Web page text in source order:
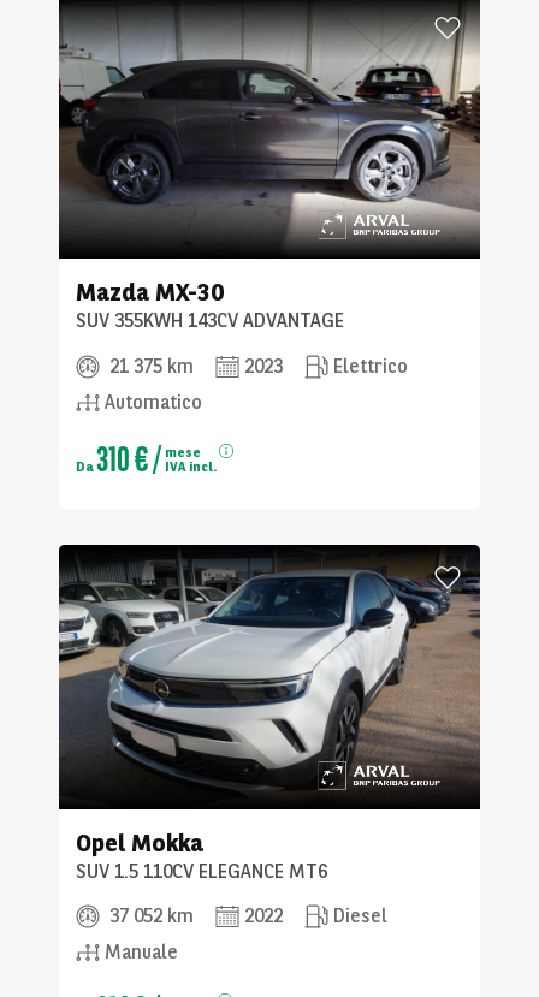
Mazda MX-30
SUV 355KWH 143CV ADVANTAGE
21 375 km
2023
Elettrico
Automatico
Da310 €/ mese
IVA incl.
Opel Mokka
SUV 1.5 110CV ELEGANCE MT6
37 052 km
2022
Diesel
Manuale